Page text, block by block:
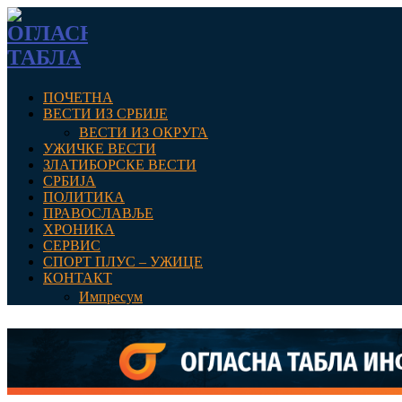
ПОЧЕТНА
ВЕСТИ ИЗ СРБИЈЕ
ВЕСТИ ИЗ ОКРУГА
УЖИЧКЕ ВЕСТИ
ЗЛАТИБОРСКЕ ВЕСТИ
СРБИЈА
ПОЛИТИКА
ПРАВОСЛАВЉЕ
ХРОНИКА
СЕРВИС
СПОРТ ПЛУС – УЖИЦЕ
КОНТАКТ
Импресум